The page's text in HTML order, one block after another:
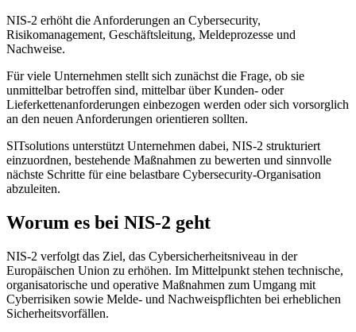
NIS-2 erhöht die Anforderungen an Cybersecurity,
Risikomanagement, Geschäftsleitung, Meldeprozesse und
Nachweise.
Für viele Unternehmen stellt sich zunächst die Frage, ob sie
unmittelbar betroffen sind, mittelbar über Kunden- oder
Lieferkettenanforderungen einbezogen werden oder sich vorsorglich
an den neuen Anforderungen orientieren sollten.
SITsolutions unterstützt Unternehmen dabei, NIS-2 strukturiert
einzuordnen, bestehende Maßnahmen zu bewerten und sinnvolle
nächste Schritte für eine belastbare Cybersecurity-Organisation
abzuleiten.
Worum es bei NIS-2 geht
NIS-2 verfolgt das Ziel, das Cybersicherheitsniveau in der
Europäischen Union zu erhöhen. Im Mittelpunkt stehen technische,
organisatorische und operative Maßnahmen zum Umgang mit
Cyberrisiken sowie Melde- und Nachweispflichten bei erheblichen
Sicherheitsvorfällen.